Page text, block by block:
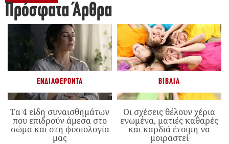
Πρόσφατα Άρθρα
ΕΝΔΙΑΦΈΡΟΝΤΑ
Τα 4 είδη συναισθημάτων
που επιδρούν άμεσα στο
σώμα και στη φυσιολογία
μας
ΒΙΒΛΊΑ
Οι σχέσεις θέλουν χέρια
ενωμένα, ματιές καθαρές
και καρδιά έτοιμη να
μοιραστεί